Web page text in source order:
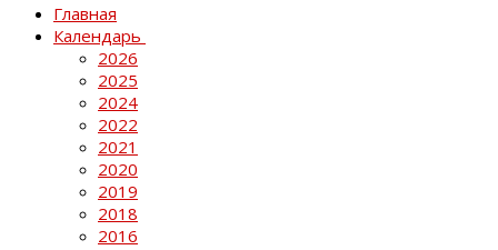
Главная
Календарь
2026
2025
2024
2022
2021
2020
2019
2018
2016